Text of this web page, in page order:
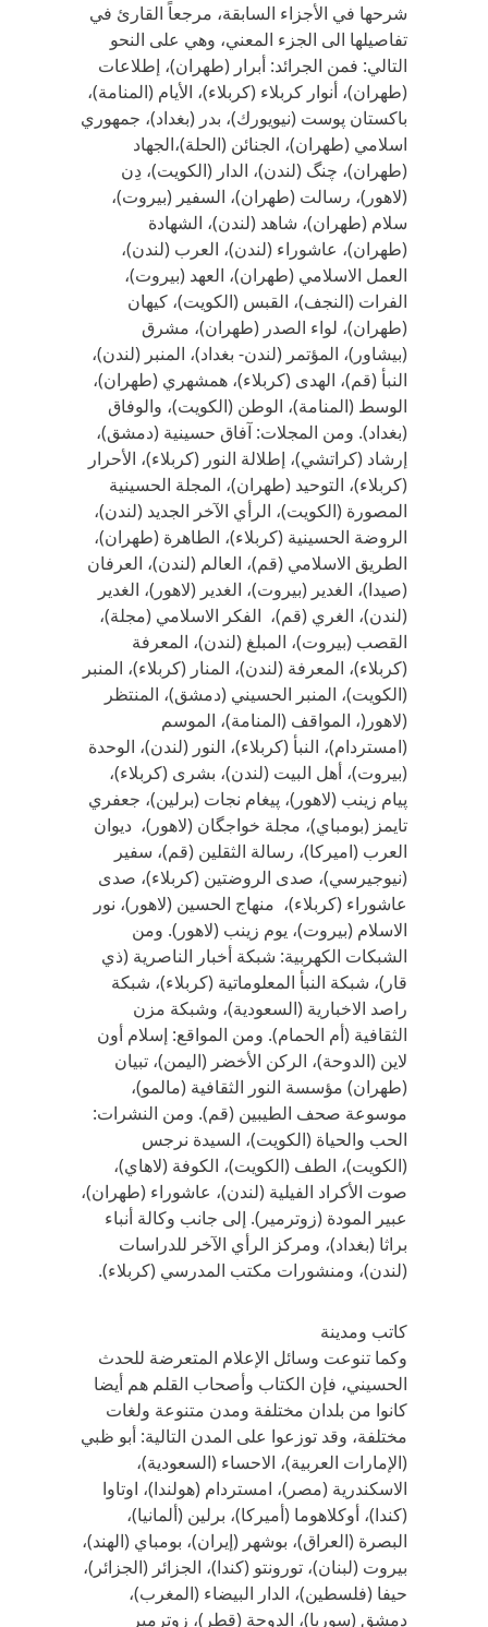
شرحها في الأجزاء السابقة، مرجعاً القارئ في
تفاصيلها الى الجزء المعني، وهي على النحو
التالي: فمن الجرائد: أبرار (طهران)، إطلاعات
(طهران)، أنوار كربلاء (كربلاء)، الأيام (المنامة)،
باكستان پوست (نيويورك)، بدر (بغداد)، جمهوري
اسلامي (طهران)، الجنائن (الحلة)،الجهاد
(طهران)، چنگ (لندن)، الدار (الكويت)، دِن
(لاهور)، رسالت (طهران)، السفير (بيروت)،
سلام (طهران)، شاهد (لندن)، الشهادة
(طهران)، عاشوراء (لندن)، العرب (لندن)،
العمل الاسلامي (طهران)، العهد (بيروت)،
الفرات (النجف)، القبس (الكويت)، كيهان
(طهران)، لواء الصدر (طهران)، مشرق
(بيشاور)، المؤتمر (لندن- بغداد)، المنبر (لندن)،
النبأ (قم)، الهدى (كربلاء)، همشهري (طهران)،
الوسط (المنامة)، الوطن (الكويت)، والوفاق
(بغداد). ومن المجلات: آفاق حسينية (دمشق)،
إرشاد (كراتشي)، إطلالة النور (كربلاء)، الأحرار
(كربلاء)، التوحيد (طهران)، المجلة الحسينية
المصورة (الكويت)، الرأي الآخر الجديد (لندن)،
الروضة الحسينية (كربلاء)، الطاهرة (طهران)،
الطريق الاسلامي (قم)، العالم (لندن)، العرفان
(صيدا)، الغدير (بيروت)، الغدير (لاهور)، الغدير
(لندن)، الغري (قم)، الفكر الاسلامي (مجلة)،
القصب (بيروت)، المبلغ (لندن)، المعرفة
(كربلاء)، المعرفة (لندن)، المنار (كربلاء)، المنبر
(الكويت)، المنبر الحسيني (دمشق)، المنتظر
(لاهور(، المواقف (المنامة)، الموسم
(امستردام)، النبأ (كربلاء)، النور (لندن)، الوحدة
(بيروت)، أهل البيت (لندن)، بشرى (كربلاء)،
پيام زينب (لاهور)، پيغام نجات (برلين)، جعفري
تايمز (بومباي)، مجلة خواجگان (لاهور)، ديوان
العرب (اميركا)، رسالة الثقلين (قم)، سفير
(نيوجيرسي)، صدى الروضتين (كربلاء)، صدى
عاشوراء (كربلاء)، منهاج الحسين (لاهور)، نور
الاسلام (بيروت)، يوم زينب (لاهور). ومن
الشبكات الكهربية: شبكة أخبار الناصرية (ذي
قار)، شبكة النبأ المعلوماتية (كربلاء)، شبكة
راصد الاخبارية (السعودية)، وشبكة مزن
الثقافية (أم الحمام). ومن المواقع: إسلام أون
لاين (الدوحة)، الركن الأخضر (اليمن)، تبيان
(طهران) مؤسسة النور الثقافية (مالمو)،
موسوعة صحف الطيبين (قم). ومن النشرات:
الحب والحياة (الكويت)، السيدة نرجس
(الكويت)، الطف (الكويت)، الكوفة (لاهاي)،
صوت الأكراد الفيلية (لندن)، عاشوراء (طهران)،
عبير المودة (زوترمير). إلى جانب وكالة أنباء
براثا (بغداد)، ومركز الرأي الآخر للدراسات
(لندن)، ومنشورات مكتب المدرسي (كربلاء).
كاتب ومدينة
وكما تنوعت وسائل الإعلام المتعرضة للحدث
الحسيني، فإن الكتاب وأصحاب القلم هم أيضا
كانوا من بلدان مختلفة ومدن متنوعة ولغات
مختلفة، وقد توزعوا على المدن التالية: أبو ظبي
(الإمارات العربية)، الاحساء (السعودية)،
الاسكندرية (مصر)، امستردام (هولندا)، اوتاوا
(كندا)، أوكلاهوما (أميركا)، برلين (ألمانيا)،
البصرة (العراق)، بوشهر (إيران)، بومباي (الهند)،
بيروت (لبنان)، تورونتو (كندا)، الجزائر (الجزائر)،
حيفا (فلسطين)، الدار البيضاء (المغرب)،
دمشق (سوريا)، الدوحة (قطر)، زوترمير